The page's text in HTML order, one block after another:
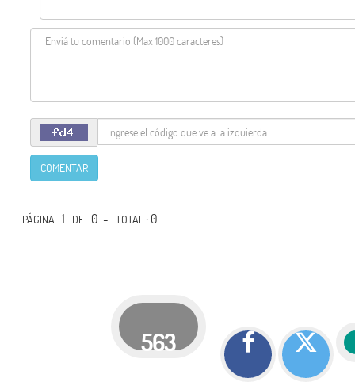
COMENTAR
PÁGINA 1 DE 0 -TOTAL: 0
563